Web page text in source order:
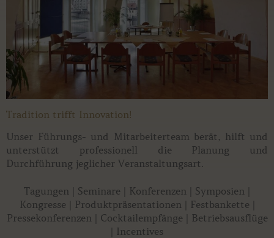
Tradition trifft Innovation!
Unser Führungs- und Mitarbeiterteam berät, hilft und
unterstützt professionell die Planung und
Durchführung jeglicher Veranstaltungsart.
Tagungen | Seminare | Konferenzen | Symposien |
Kongresse | Produktpräsentationen | Festbankette |
Pressekonferenzen | Cocktailempfänge | Betriebsausflüge
| Incentives